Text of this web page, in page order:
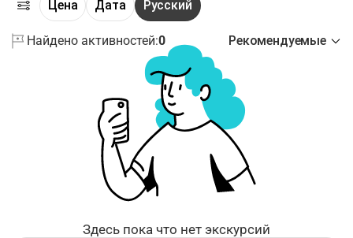
Цена Дата Русский
Найдено активностей:0 Рекомендуемые
Здесь пока что нет экскурсий